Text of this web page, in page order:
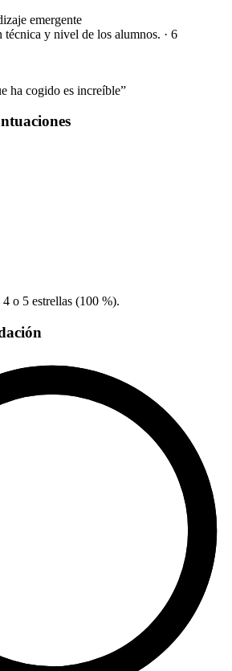
emergente
técnica y nivel de los alumnos. · 6
ha cogido es increíble”
4 o 5 estrellas (100 %).